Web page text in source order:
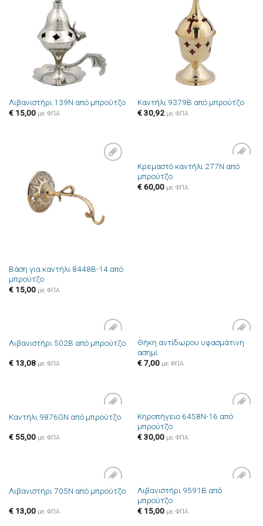
Λιβανιστήρι 139N από μπρούτζο
€15,00 με ΦΠΑ
Καντήλι 9379B από μπρούτζο
€30,92 με ΦΠΑ
Βάση για καντήλι 8448B-14 από
μπρούτζο
€15,00 με ΦΠΑ
Πρόσθήκη
Κρεμαστό καντήλι 277N από
μπρούτζο
€60,00 με ΦΠΑ
Πρόσθήκη
Λιβανιστήρι 502B από μπρούτζο
€13,08 με ΦΠΑ
Πρόσθήκη
Θήκη αντίδωρου υφασμάτινη
ασημί
€7,00 με ΦΠΑ
Πρόσθήκη
Καντήλι 9876GN από μπρούτζο
€55,00 με ΦΠΑ
Πρόσθήκη
Κηροπήγειο 6458N-16 από
μπρούτζο
€30,00 με ΦΠΑ
Πρόσθήκη
Λιβανιστήρι 705N από μπρούτζο
€13,00 με ΦΠΑ
Πρόσθήκη
Λιβανιστήρι 9591B από
μπρούτζο
€15,00 με ΦΠΑ